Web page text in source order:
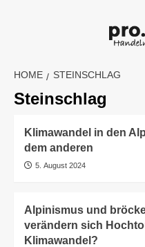
HOME STEINSCHLAG
Steinschlag
Klimawandel in den
dem anderen
5. August 2024
Alpinismus und
verändern sich
Klimawandel?